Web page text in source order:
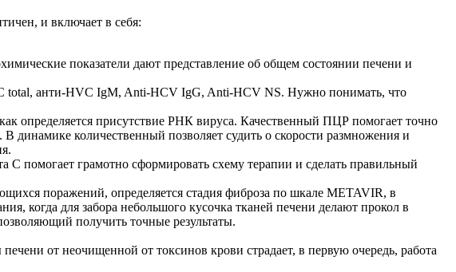
и включает в себя:
показатели дают представление об общем состоянии печени и
total, анти-HVC IgM, Anti-HCV IgG, Anti-HCV NS. Нужно понимать, что
определяется присутствие РНК вируса. Качественный ПЦР помогает точно
динамике количественный позволяет судить о скорости размножения и
помогает грамотно сформировать схему терапии и сделать правильный
поражений, определяется стадия фиброза по шкале METAVIR, в
когда для забора небольшого кусочка тканей печени делают прокол в
получить точные результаты.
от неочищенной от токсинов крови страдает, в первую очередь, работа